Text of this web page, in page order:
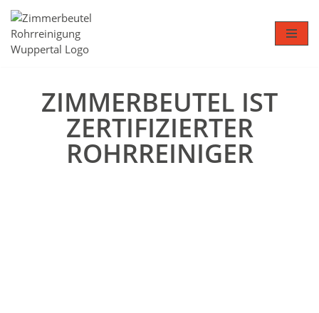
Zum
Inhalt
ZIMMERBEUTEL IST
ZERTIFIZIERTER
ROHRREINIGER